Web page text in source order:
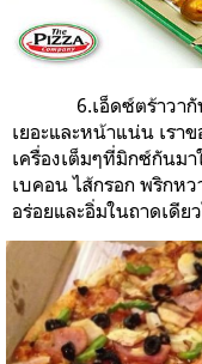
6.เอ็ดซ์ตร้าวา
เยอะและหน้าแน่น เร
เครื่องเต็มๆที่มิกซ์กันม
เบคอน ไส้กรอก พริกห
อร่อยและอิ่มในถาดเดี